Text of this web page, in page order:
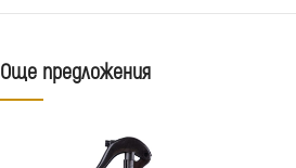
Още предложения